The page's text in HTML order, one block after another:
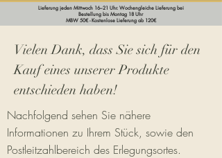
Lieferung jeden Mittwoch 16–21 Uhr. Wochengleiche Lieferung bei
Bestellung bis Montag 18 Uhr
MBW 50€ - Kostenlose Lieferung ab 120€
Vielen Dank, dass Sie sich für den
Kauf eines unserer Produkte
entschieden haben!
Nachfolgend sehen Sie nähere
Informationen zu Ihrem Stück, sowie den
Postleitzahlbereich des Erlegungsortes.